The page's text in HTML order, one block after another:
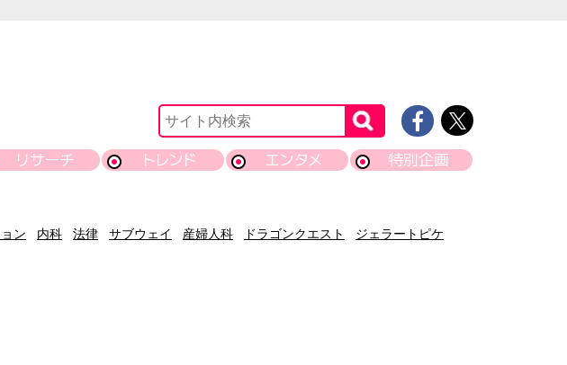
リサーチ トレンド エンタメ 特別企画
ン 内科 法律 サブウェイ 産婦人科 ドラゴンクエスト
ジェラートピケ